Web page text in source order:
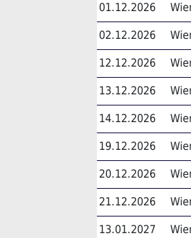
01.12.2026
02.12.2026
12.12.2026
13.12.2026
14.12.2026
19.12.2026
20.12.2026
21.12.2026
13.01.2027